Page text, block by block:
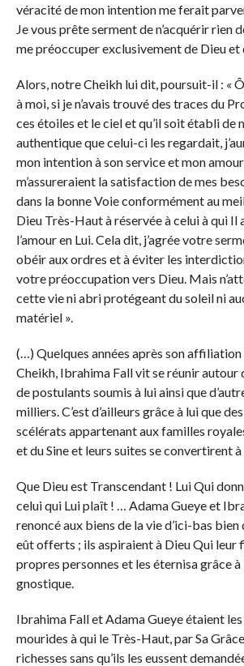
véracité de mon intention me ferait
Je vous prête serment de n’acquérir rien
me préoccuper exclusivement de Dieu et
Alors, notre Cheikh lui dit, poursuit-il : «
à moi, si je n’avais trouvé des traces du
ces étoiles et le ciel et qu’il soit établi de
authentique que celui-ci les regardait,
mon intention à son service et mon
m’assureraient la satisfaction de mes
dans la bonne Voie conformément au
Dieu Très-Haut à réservée à celui à qui Il
l’amour en Lui. Cela dit, j’agrée votre
obéir aux ordres et à éviter les
votre préoccupation vers Dieu. Mais
cette vie ni abri protégeant du soleil ni
matériel ».
(…) Quelques années après son affiliation
Cheikh, Ibrahima Fall vit se réunir autour
de postulants soumis à lui ainsi que
milliers. C’est d’ailleurs grâce à lui que
scélérats appartenant aux familles
et du Sine et leurs suites se convertirent à
Que Dieu est Transcendant ! Lui Qui
celui qui Lui plaît ! … Adama Gueye et
renoncé aux biens de la vie d’ici-bas bien
eût offerts ; ils aspiraient à Dieu Qui leur
propres personnes et les éternisa grâce à
gnostique.
Ibrahima Fall et Adama Gueye étaient
mourides à qui le Très-Haut, par Sa
richesses sans qu’ils les eussent